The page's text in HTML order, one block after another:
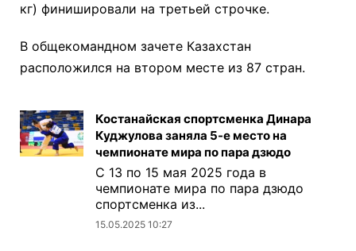
кг) финишировали на третьей строчке.
В общекомандном зачете Казахстан
расположился на втором месте из 87 стран.
Костанайская спортсменка Динара
Куджулова заняла 5-е место на
чемпионате мира по пара дзюдо
С 13 по 15 мая 2025 года в
чемпионате мира по пара дзюдо
спортсменка из...
15.05.2025 10:27